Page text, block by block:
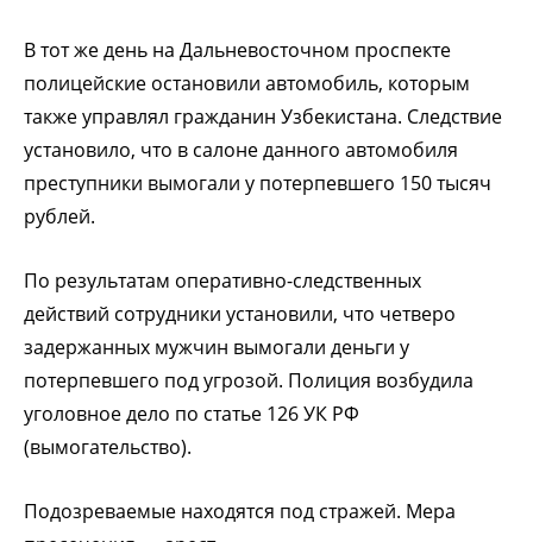
В тот же день на Дальневосточном проспекте
полицейские остановили автомобиль, которым
также управлял гражданин Узбекистана. Следствие
установило, что в салоне данного автомобиля
преступники вымогали у потерпевшего 150 тысяч
рублей.
По результатам оперативно-следственных
действий сотрудники установили, что четверо
задержанных мужчин вымогали деньги у
потерпевшего под угрозой. Полиция возбудила
уголовное дело по статье 126 УК РФ
(вымогательство).
Подозреваемые находятся под стражей. Мера